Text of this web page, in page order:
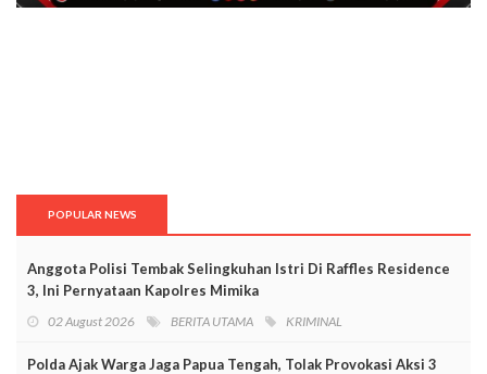
POPULAR NEWS
Anggota Polisi Tembak Selingkuhan Istri Di Raffles Residence
3, Ini Pernyataan Kapolres Mimika
02 August 2026 BERITA UTAMA KRIMINAL
Polda Ajak Warga Jaga Papua Tengah, Tolak Provokasi Aksi 3